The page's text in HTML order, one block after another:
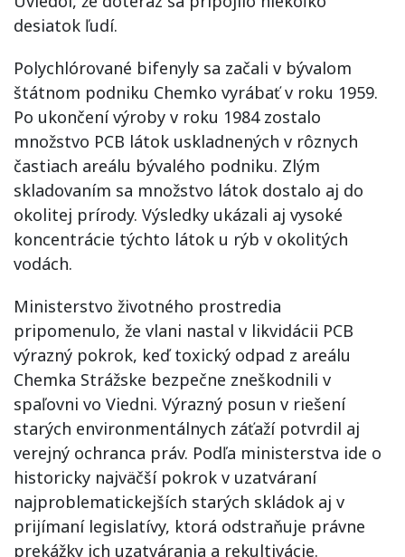
desiatok ľudí.
Polychlórované bifenyly sa začali v bývalom
štátnom podniku Chemko vyrábať v roku 1959.
Po ukončení výroby v roku 1984 zostalo
množstvo PCB látok uskladnených v rôznych
častiach areálu bývalého podniku. Zlým
skladovaním sa množstvo látok dostalo aj do
okolitej prírody. Výsledky ukázali aj vysoké
koncentrácie týchto látok u rýb v okolitých
vodách.
Ministerstvo životného prostredia
pripomenulo, že vlani nastal v likvidácii PCB
výrazný pokrok, keď toxický odpad z areálu
Chemka Strážske bezpečne zneškodnili v
spaľovni vo Viedni. Výrazný posun v riešení
starých environmentálnych záťaží potvrdil aj
verejný ochranca práv. Podľa ministerstva ide o
historicky najväčší pokrok v uzatváraní
najproblematickejších starých skládok aj v
prijímaní legislatívy, ktorá odstraňuje právne
prekážky ich uzatvárania a rekultivácie.